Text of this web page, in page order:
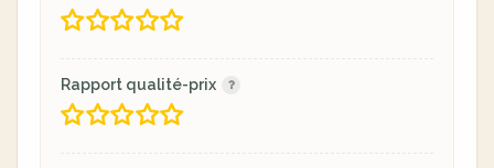
Rapport qualité-prix